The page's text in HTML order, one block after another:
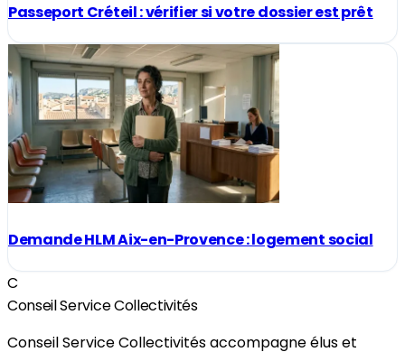
Passeport Créteil : vérifier si votre dossier est prêt
Demande HLM Aix-en-Provence : logement social
C
Conseil Service Collectivités
Conseil Service Collectivités accompagne élus et